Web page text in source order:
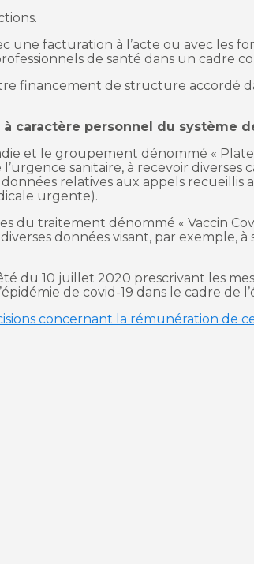
facturation à l’acte ou avec les
de santé dans un cadre
financement de structure accordé
caractère personnel du système
et le groupement dénommé «
sanitaire, à recevoir diverses
relatives aux appels recueillis
urgente).
du traitement dénommé « Vaccin
données visant, par exemple,
du 10 juillet 2020 prescrivant les
de covid-19 dans le cadre de
concernant la rémunération de